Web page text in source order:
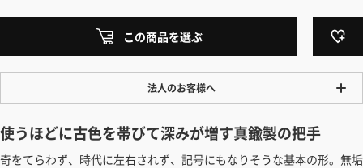
この商品を選ぶ
法人のお客様へ
ワンプライス販売
法人・個人様いずれも全て一律の価格で販売しております。法人/個人
事業主様には「請求書払い」も対応しています。
使うほどに古色を帯びて深みが増す真鍮製の把手
奇をてらわず、時代に左右されず、記号にもなりそうな基本の形。無垢